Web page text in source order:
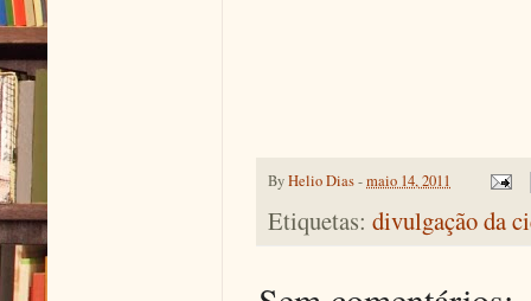
ByHelio Dias-maio 14, 2011
Etiquetas: divulgação da